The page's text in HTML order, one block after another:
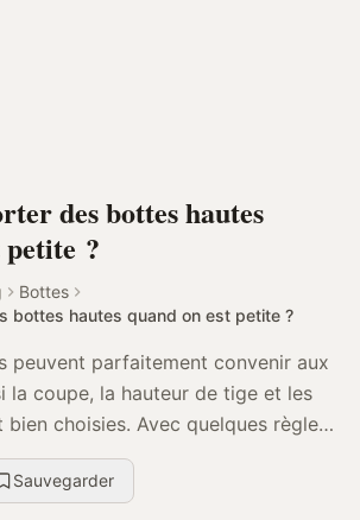
des bottes hautes
petite ?
Bottes
bottes hautes quand on est petite ?
peuvent parfaitement convenir aux
la coupe, la hauteur de tige et les
bien choisies. Avec quelques règles
la silhouette, ell...
Sauvegarder